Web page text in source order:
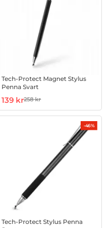
Tech-Protect Magnet Stylus
Penna Svart
Art. nr 1002836836
rea pris
139 krtidigare pris
258 kr
-46%
Tech-Protect Stylus Penna